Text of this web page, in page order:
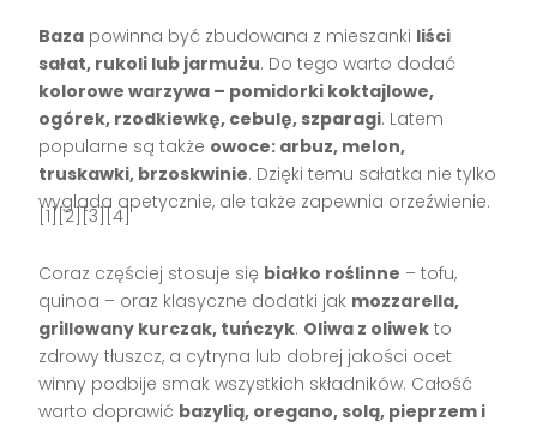
Baza powinna być zbudowana z mieszanki liści
sałat, rukoli lub jarmużu. Do tego warto dodać
kolorowe warzywa – pomidorki koktajlowe,
ogórek, rzodkiewkę, cebulę, szparagi. Latem
popularne są także owoce: arbuz, melon,
truskawki, brzoskwinie. Dzięki temu sałatka nie tylko
wygląda apetycznie, ale także zapewnia orzeźwienie.
[1][2][3][4]
Coraz częściej stosuje się białko roślinne – tofu,
quinoa – oraz klasyczne dodatki jak mozzarella,
grillowany kurczak, tuńczyk. Oliwa z oliwek to
zdrowy tłuszcz, a cytryna lub dobrej jakości ocet
winny podbije smak wszystkich składników. Całość
warto doprawić bazylią, oregano, solą, pieprzem i